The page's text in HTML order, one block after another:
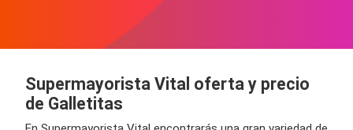
Supermayorista Vital oferta y precio
de Galletitas